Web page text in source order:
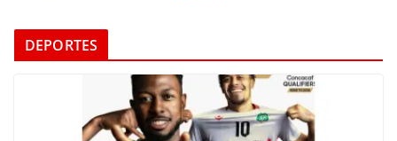
DEPORTES